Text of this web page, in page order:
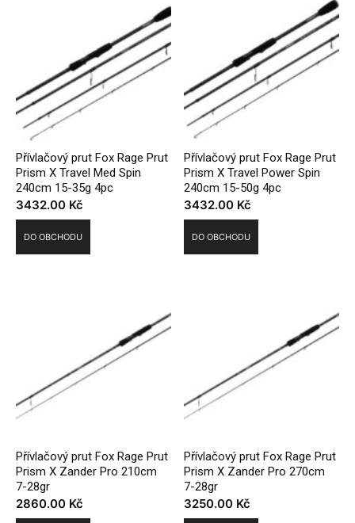
Přívlačový prut Fox Rage Prut
Prism X Travel Med Spin
240cm 15-35g 4pc
3432.00 Kč
DO OBCHODU
Přívlačový prut Fox Rage Prut
Prism X Travel Power Spin
240cm 15-50g 4pc
3432.00 Kč
DO OBCHODU
Přívlačový prut Fox Rage Prut
Prism X Zander Pro 210cm
7-28gr
2860.00 Kč
Přívlačový prut Fox Rage Prut
Prism X Zander Pro 270cm
7-28gr
3250.00 Kč